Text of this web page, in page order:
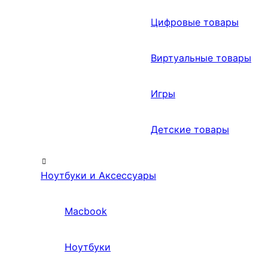
Цифровые товары
Виртуальные товары
Игры
Детские товары
Ноутбуки и Аксессуары
Macbook
Ноутбуки